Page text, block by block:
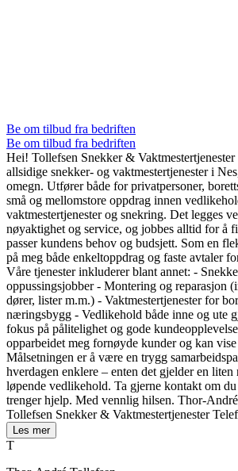
Be om tilbud fra bedriften
Be om tilbud fra bedriften
Hei! Tollefsen Snekker &
allsidige snekker- og vaktmestertjenester i
omegn. Utfører både for privatpersoner,
små og mellomstore oppdrag innen
vaktmestertjenester og snekring. Det legges
nøyaktighet og service, og jobbes alltid for å
passer kundens behov og budsjett. Som en
på meg både enkeltoppdrag og faste avtaler
Våre tjenester inkluderer blant annet: -
oppussingsjobber - Montering og reparasjon
dører, lister m.m.) - Vaktmestertjenester for
næringsbygg - Vedlikehold både inne og ute
fokus på pålitelighet og gode
opparbeidet meg fornøyde kunder og kan
Målsetningen er å være en trygg
hverdagen enklere – enten det gjelder en liten
løpende vedlikehold. Ta gjerne kontakt om
trenger hjelp. Med vennlig hilsen. Thor-
Tollefsen Snekker & Vaktmestertjenester
Les mer
T